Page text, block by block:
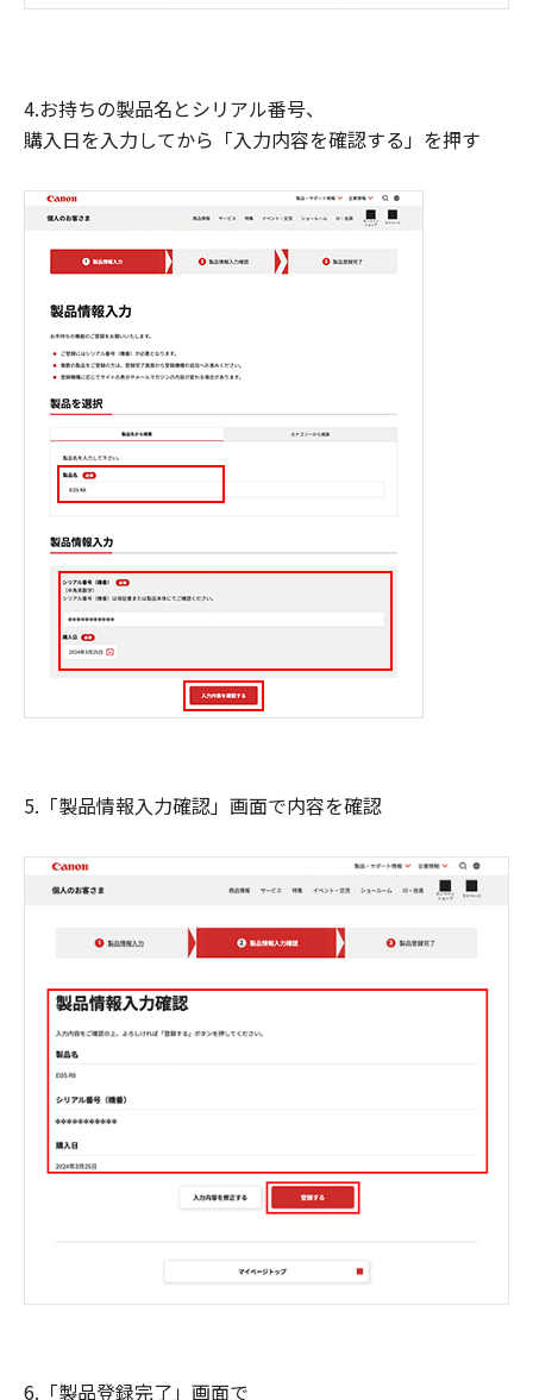
4.お持ちの製品名とシリアル番号、
購入日を入力してから「入力内容を確認する」を押す
5.「製品情報入力確認」画面で内容を確認
6.「製品登録完了」画面で